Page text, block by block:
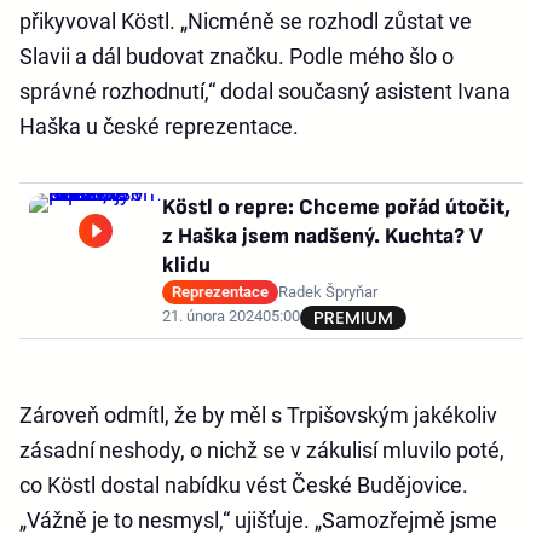
přikyvoval Köstl. „Nicméně se rozhodl zůstat ve
Slavii a dál budovat značku. Podle mého šlo o
správné rozhodnutí,“ dodal současný asistent Ivana
Haška u české reprezentace.
Köstl o repre: Chceme pořád útočit,
z Haška jsem nadšený. Kuchta? V
klidu
Reprezentace Radek Špryňar
21. února 202405:00
Zároveň odmítl, že by měl s Trpišovským jakékoliv
zásadní neshody, o nichž se v zákulisí mluvilo poté,
co Köstl dostal nabídku vést České Budějovice.
„Vážně je to nesmysl,“ ujišťuje. „Samozřejmě jsme